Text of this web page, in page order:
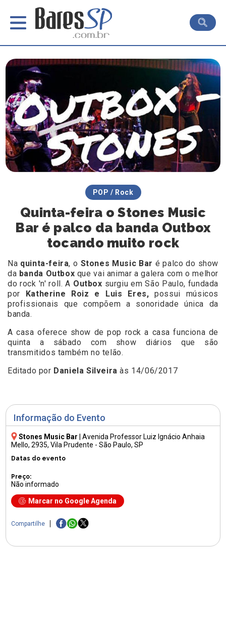
Informação do Evento
Stones Music Bar |Avenida Professor Luiz Ignácio Anhaia
Mello, 2935, Vila Prudente - São Paulo, SP
Datas do evento
Preço:
Não informado
Marcar no Google Agenda
Compartilhe
POP / Rock
Quinta-feira o Stones Music
Bar é palco da banda Outbox
tocando muito rock
Na quinta-feira, o Stones Music Bar é palco do show
da banda Outbox que vai animar a galera com o melhor
do rock 'n' roll. A Outbox surgiu em São Paulo, fundada
por Katherine Roiz e Luis Eres,possui músicos
profissionais que compõem a sonoridade única da
banda.
A casa oferece show de pop rock a casa funciona de
quinta a sábado com show diários que são
transmitidos também no telão.
Editado por Daniela Silveira às 14/06/2017